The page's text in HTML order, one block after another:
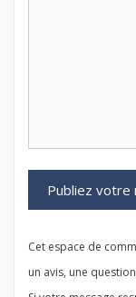
Cet espace de
un avis, une